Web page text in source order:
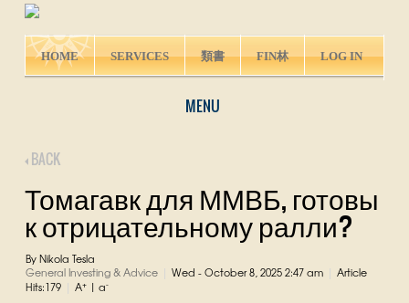
HOME SERVICES 類書 FIN林 LOG IN
MENU
BACK
Томагавк для ММВБ, готовы
к отрицательному ралли?
By Nikola Tesla
General Investing & Advice
Wed - October 8, 2025 2:47 am
Article
Hits:179
A+| a-